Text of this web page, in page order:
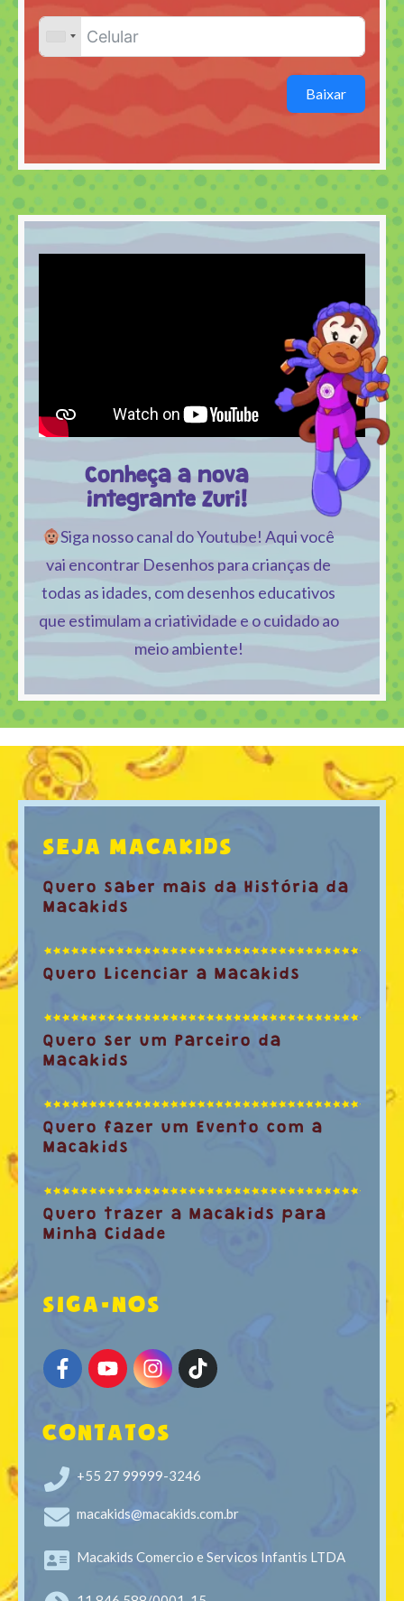
Baixar
Conheça a nova
integrante Zuri!
Siga nosso canal do Youtube! Aqui você
vai encontrar Desenhos para crianças de
todas as idades, com desenhos educativos
que estimulam a criatividade e o cuidado ao
meio ambiente!
SEJA MACAKIDS
Quero saber mais da História da
Macakids
Quero Licenciar a Macakids
Quero ser um Parceiro da
Macakids
Quero fazer um Evento com a
Macakids
Quero trazer a Macakids para
Minha Cidade
SIGA-NOS
CONTATOS
+55 27 99999-3246
macakids@macakids.com.br
Macakids Comercio e Servicos Infantis LTDA